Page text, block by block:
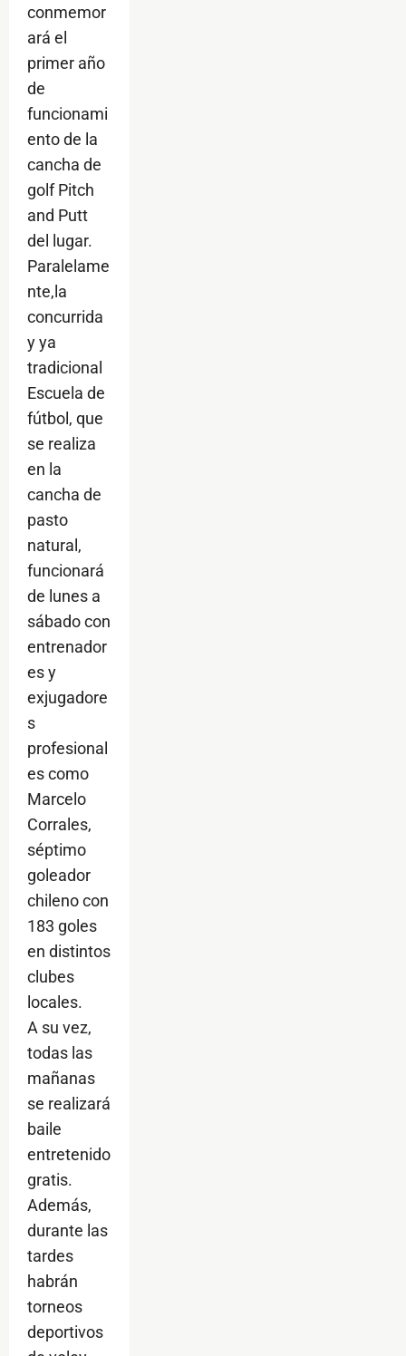
conmemor
ará el
primer año
de
funcionami
ento de la
cancha de
golf Pitch
and Putt
del lugar.
Paralelame
nte,la
concurrida
y ya
tradicional
Escuela de
fútbol, que
se realiza
en la
cancha de
pasto
natural,
funcionará
de lunes a
sábado con
entrenador
es y
exjugadore
s
profesional
es como
Marcelo
Corrales,
séptimo
goleador
chileno con
183 goles
en distintos
clubes
locales.
A su vez,
todas las
mañanas
se realizará
baile
entretenido
gratis.
Además,
durante las
tardes
habrán
torneos
deportivos